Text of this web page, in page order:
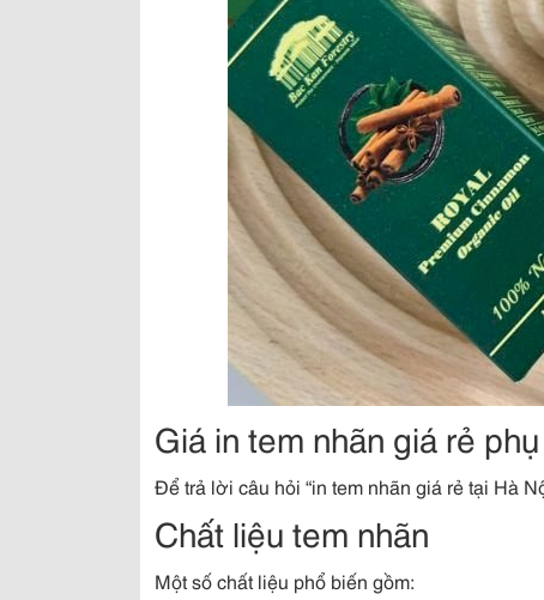
Giá in tem nhãn giá rẻ
Để trả lời câu hỏi “in tem nhãn giá rẻ tại Hà
Chất liệu tem nhãn
Một số chất liệu phổ biến gồm: